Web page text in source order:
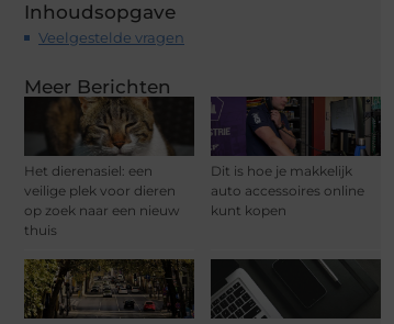
Inhoudsopgave
Veelgestelde vragen
Meer Berichten
Het dierenasiel: een
veilige plek voor dieren
op zoek naar een nieuw
thuis
Dit is hoe je makkelijk
auto accessoires online
kunt kopen